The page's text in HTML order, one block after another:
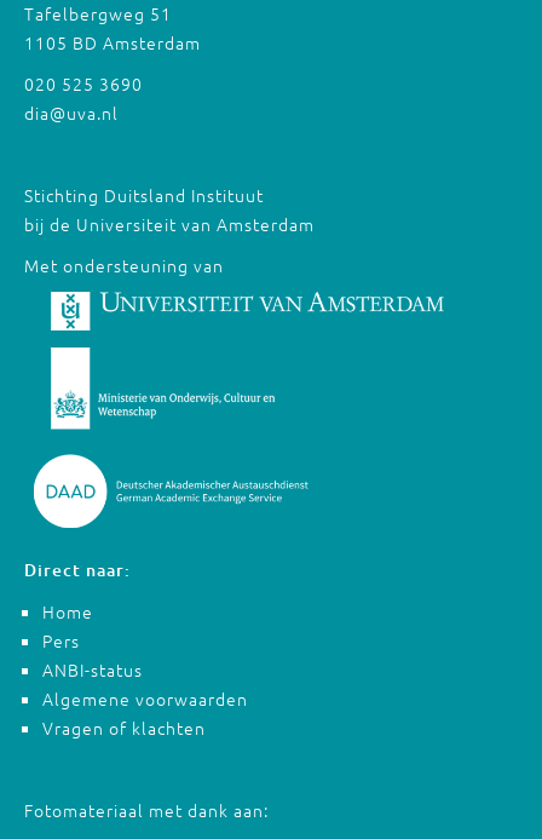
Tafelbergweg 51
1105 BD Amsterdam
020 525 3690
dia@uva.nl
Stichting Duitsland Instituut
bij de Universiteit van Amsterdam
Met ondersteuning van
Direct naar:
Home
Pers
ANBI-status
Algemene voorwaarden
Vragen of klachten
Fotomateriaal met dank aan: